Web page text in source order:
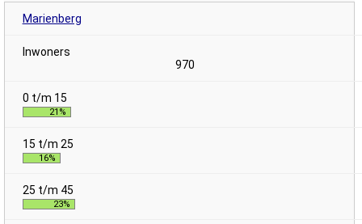
Marienberg
970
21%
16%
23%